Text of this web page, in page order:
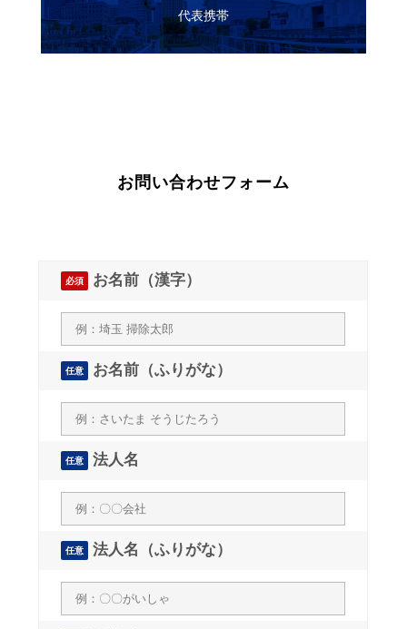
代表携帯
お問い合わせフォーム
必須 お名前（漢字）
任意 お名前（ふりがな）
任意 法人名
任意 法人名（ふりがな）